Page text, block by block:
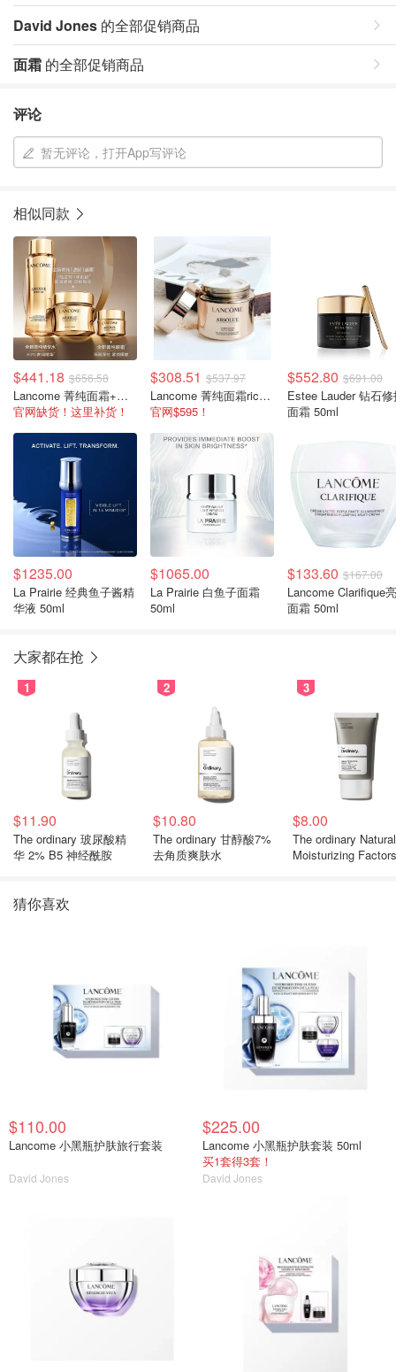
David Jones 的全部促销商品
面霜 的全部促销商品
评论
暂无评论，打开App写评论
相似同款
$441.18 $656.58
Lancome 菁纯面霜+小样+玫瑰水套装
官网缺货！这里补货！
$308.51 $537.97
Lancome 菁纯面霜rich版 60ml
官网$595！
$552.80 $691.00
Estee Lauder 钻石
面霜 50ml
$1235.00
La Prairie 经典鱼子酱精
华液 50ml
$1065.00
La Prairie 白鱼子面霜
50ml
$133.60 $167.00
Lancome Clarifique
面霜 50ml
大家都在抢
1
$11.90
The ordinary 玻尿酸精
华 2% B5 神经酰胺
2
$10.80
The ordinary 甘醇酸7%
去角质爽肤水
3
$8.00
The ordinary Natural
Moisturizing
猜你喜欢
$110.00
Lancome 小黑瓶护肤旅行套装
David Jones
$225.00
Lancome 小黑瓶护肤套装 50ml
买1套得3套！
David Jones